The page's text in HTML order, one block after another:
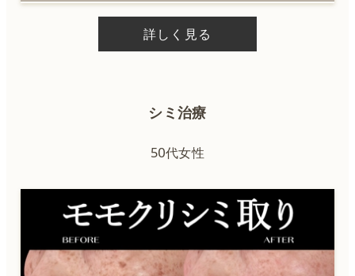
詳しく見る
シミ治療
50代女性